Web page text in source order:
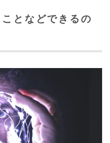
となどできるの